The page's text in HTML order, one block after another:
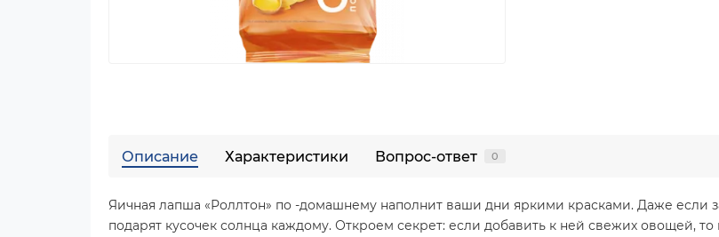
Описание Характеристики Вопрос-ответ 0
Яичная лапша «Роллтон» по -домашнему наполнит ваши дни яркими красками. Даже если
подарят кусочек солнца каждому. Откроем секрет: если добавить к ней свежих овощей,